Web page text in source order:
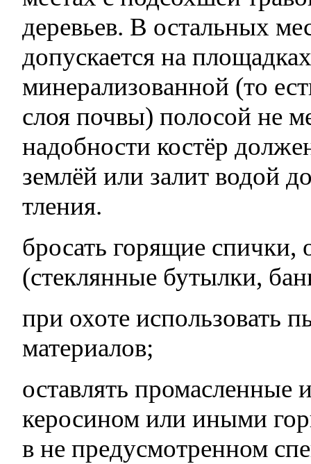
деревьев. В остальных
допускается на
минерализованной (то
слоя почвы) полосой не
надобности костёр
землёй или залит водой
тления.
бросать горящие спички,
(стеклянные бутылки,
при охоте
материалов;
оставлять
керосином или иными
в не предусмотренном